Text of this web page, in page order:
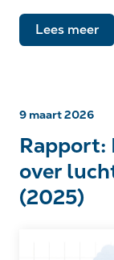
Lees meer
9 maart 2026
Rapport:
over
(2025)